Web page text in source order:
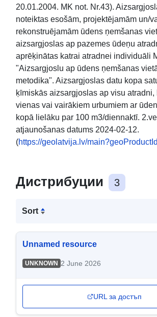
20.01.2004. MK not. Nr.43).
noteiktas esošām, projektējamām un/
rekonstruējamām ūdens ņemšanas
aizsargjoslas ap pazemes ūdeņu
aprēķinātas katrai atradnei individuāli
"Aizsargjoslu ap ūdens ņemšanas
metodika". Aizsargjoslas datu kopa
ķīmiskās aizsargjoslas ap visu atradni,
vienas vai vairākiem urbumiem ar
kopā lielāku par 100 m3/diennaktī.
atjaunošanas datums 2024-02-12.
(https://geolatvija.lv/
Дистрибуции 3
Sort
Unnamed resource
UNKNOWN 2 June 2026
URL за достъп